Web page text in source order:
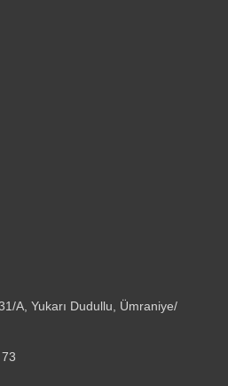
A, Yukarı Dudullu, Ümraniye/